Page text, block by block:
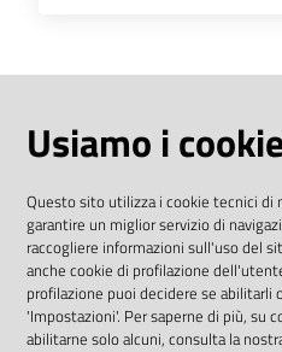
Statuti del Collegio dei
di Modena 1270 -1337
Usiamo i
Questo sito utilizza i cookie tecnici di
garantire un miglior servizio di
raccogliere informazioni sull'uso del
anche cookie di profilazione
profilazione puoi decidere se abilitarli
'Impostazioni'. Per saperne di più, su
abilitarne solo alcuni, consulta la